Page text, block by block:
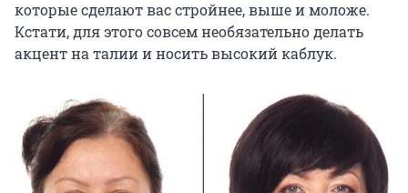
которые сделают вас стройнее, выше и моложе.
Кстати, для этого совсем необязательно делать
акцент на талии и носить высокий каблук.